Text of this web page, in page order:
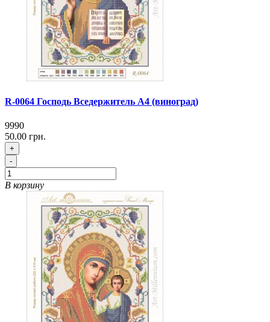
R-0064 Господь Вседержитель А4 (виноград)
9990
50.00 грн.
+
-
В корзину